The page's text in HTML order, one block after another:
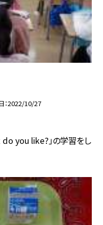
2022/10/27
do you like?」の学習をし